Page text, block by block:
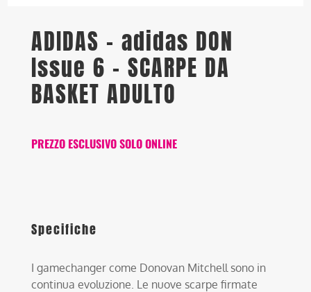
ADIDAS – adidas DON
Issue 6 – SCARPE DA
BASKET ADULTO
PREZZO ESCLUSIVO SOLO ONLINE
Specifiche
I gamechanger come Donovan Mitchell sono in
continua evoluzione. Le nuove scarpe firmate